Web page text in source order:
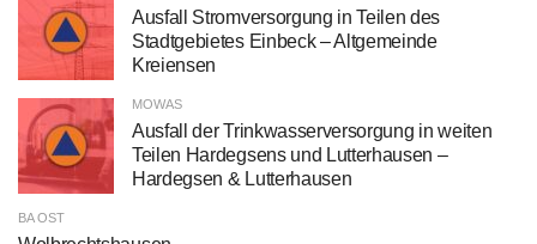
Ausfall Stromversorgung in Teilen des
Stadtgebietes Einbeck – Altgemeinde
Kreiensen
MOWAS
Ausfall der Trinkwasserversorgung in weiten
Teilen Hardegsens und Lutterhausen –
Hardegsen & Lutterhausen
BA OST